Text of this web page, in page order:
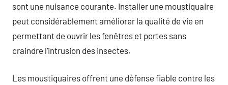
sont une nuisance courante. Installer une moustiquaire
peut considérablement améliorer la qualité de vie en
permettant de ouvrir les fenêtres et portes sans
craindre l’intrusion des insectes.
Les moustiquaires offrent une défense fiable contre les